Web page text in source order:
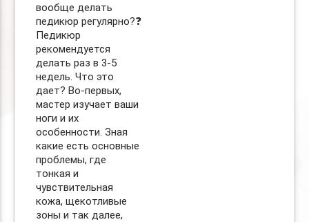
вообще делать
педикюр регулярно?❓
Педикюр
рекомендуется
делать раз в 3-5
недель. Что это
дает? Во-первых,
мастер изучает ваши
ноги и их
особенности. Зная
какие есть основные
проблемы, где
тонкая и
чувствительная
кожа, щекотливые
зоны и так далее,